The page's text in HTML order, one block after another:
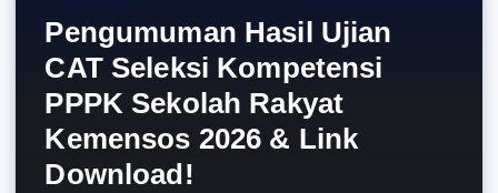
Pengumuman Hasil Ujian
CAT Seleksi Kompetensi
PPPK Sekolah Rakyat
Kemensos 2026 & Link
Download!